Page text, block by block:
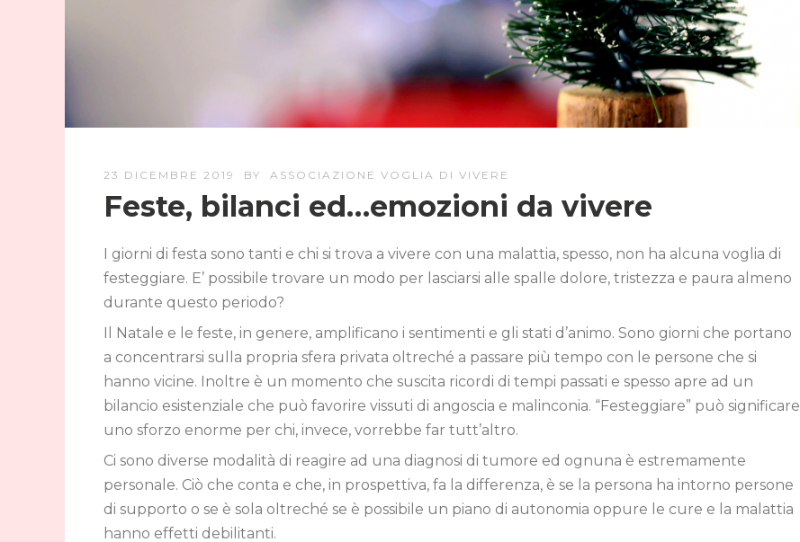
23 DICEMBRE 2019 BY ASSOCIAZIONE VOGLIA DI VIVERE
Feste, bilanci ed…emozioni da vivere
I giorni di festa sono tanti e chi si trova a vivere con una malattia, spesso, non ha alcuna voglia di
festeggiare. E’ possibile trovare un modo per lasciarsi alle spalle dolore, tristezza e paura almeno
durante questo periodo?
Il Natale e le feste, in genere, amplificano i sentimenti e gli stati d’animo. Sono giorni che portano
a concentrarsi sulla propria sfera privata oltreché a passare più tempo con le persone che si
hanno vicine. Inoltre è un momento che suscita ricordi di tempi passati e spesso apre ad un
bilancio esistenziale che può favorire vissuti di angoscia e malinconia. “Festeggiare” può significare
uno sforzo enorme per chi, invece, vorrebbe far tutt’altro.
Ci sono diverse modalità di reagire ad una diagnosi di tumore ed ognuna è estremamente
personale. Ciò che conta e che, in prospettiva, fa la differenza, è se la persona ha intorno persone
di supporto o se è sola oltreché se è possibile un piano di autonomia oppure le cure e la malattia
hanno effetti debilitanti.